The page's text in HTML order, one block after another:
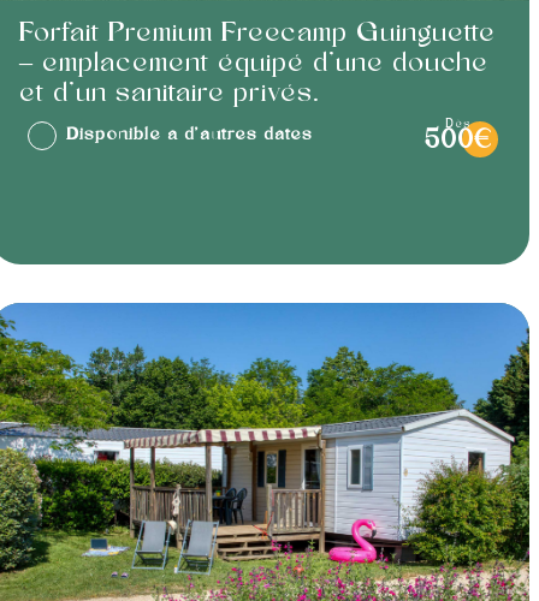
Forfait Premium Freecamp Guinguette
– emplacement équipé d’une douche
et d’un sanitaire privés.
Disponible à d'autres dates
dès
500€